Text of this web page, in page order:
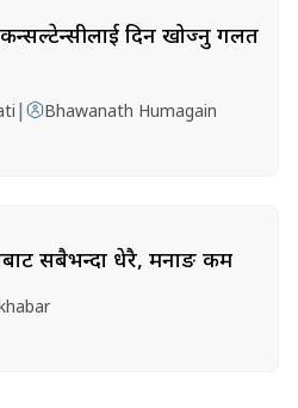
कन्सल्टेन्सीलाई दिन खोज्नु गलत
| Bhawanath Humagain
सबैभन्दा धेरै, मनाङ कम